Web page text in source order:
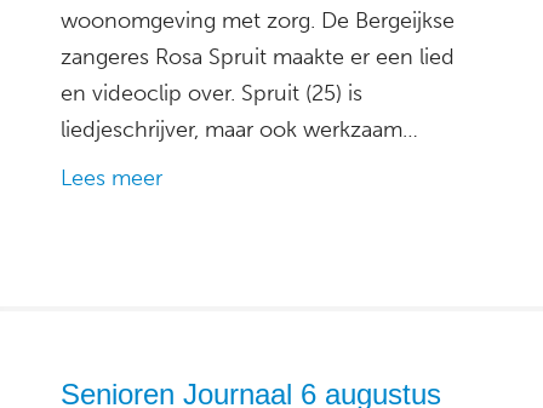
woonomgeving met zorg. De Bergeijkse
zangeres Rosa Spruit maakte er een lied
en videoclip over. Spruit (25) is
liedjeschrijver, maar ook werkzaam…
Lees meer
Senioren Journaal 6 augustus